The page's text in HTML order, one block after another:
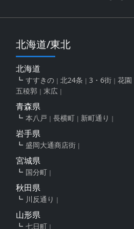
北海道/東北
北海道
すすきの 北24条 3・6街 花園
五稜郭
末広
青森県
本八戸 長横町 新町通り
岩手県
盛岡大通商店街
宮城県
国分町
秋田県
川反通り
山形県
七日町